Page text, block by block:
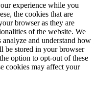
experience while you
the cookies that are
browser as they are
of the website. We
and understand how
be stored in your browser
option to opt-out of these
cookies may affect your